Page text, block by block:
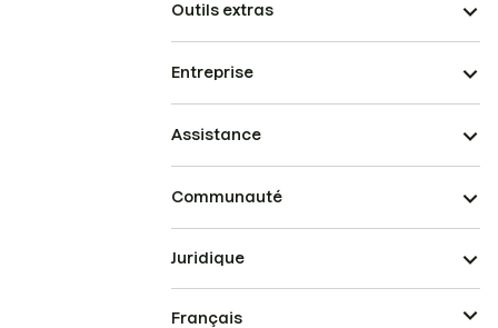
Outils extras
Entreprise
Assistance
Communauté
Juridique
Français